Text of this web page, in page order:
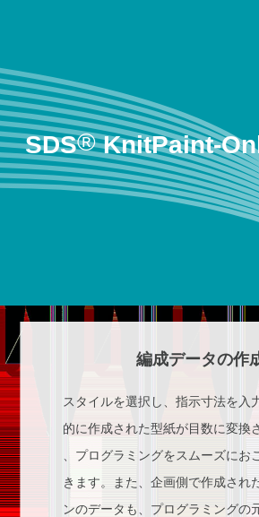
SDS®KnitPaint-
編成データの作
スタイルを選択し、指示寸法を入
的に作成された型紙が目数に変換
、プログラミングをスムーズにお
きます。また、企画側で作成され
ンのデータも、プログラミングの